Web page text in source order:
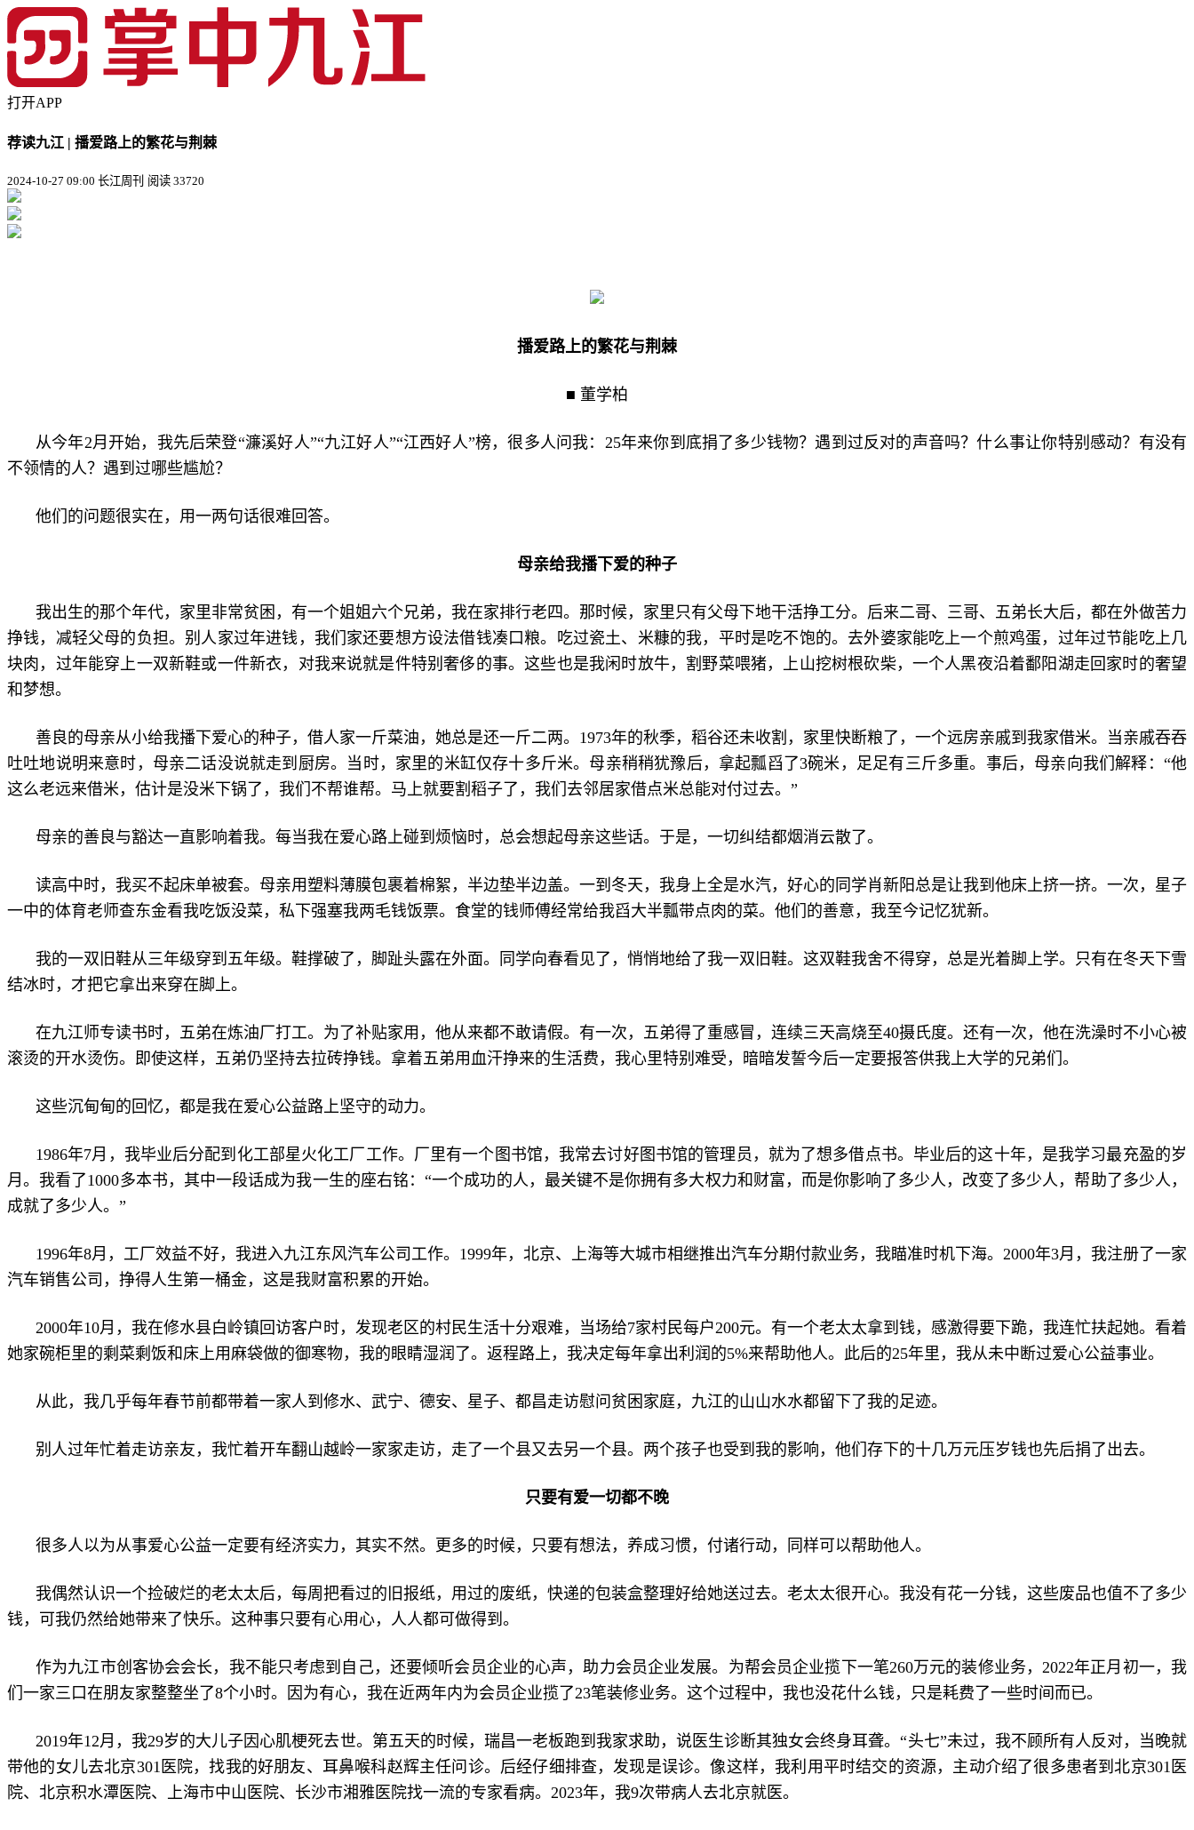
打开APP
荐读九江 | 播爱路上的繁花与荆棘
2024-10-27 09:00 长江周刊 阅读 33720
播爱路上的繁花与荆棘
■ 董学柏
从今年2月开始，我先后荣登“濂溪好人”“九江好人”“江西好人”榜，很多人问我：25年来你到底捐了多少钱物？遇到过反对的声音吗？什么事让你特别感动？有没有
不领情的人？遇到过哪些尴尬？
他们的问题很实在，用一两句话很难回答。
母亲给我播下爱的种子
我出生的那个年代，家里非常贫困，有一个姐姐六个兄弟，我在家排行老四。那时候，家里只有父母下地干活挣工分。后来二哥、三哥、五弟长大后，都在外做苦力
挣钱，减轻父母的负担。别人家过年进钱，我们家还要想方设法借钱凑口粮。吃过瓷土、米糠的我，平时是吃不饱的。去外婆家能吃上一个煎鸡蛋，过年过节能吃上几
块肉，过年能穿上一双新鞋或一件新衣，对我来说就是件特别奢侈的事。这些也是我闲时放牛，割野菜喂猪，上山挖树根砍柴，一个人黑夜沿着鄱阳湖走回家时的奢望
和梦想。
善良的母亲从小给我播下爱心的种子，借人家一斤菜油，她总是还一斤二两。1973年的秋季，稻谷还未收割，家里快断粮了，一个远房亲戚到我家借米。当亲戚吞吞
吐吐地说明来意时，母亲二话没说就走到厨房。当时，家里的米缸仅存十多斤米。母亲稍稍犹豫后，拿起瓢舀了3碗米，足足有三斤多重。事后，母亲向我们解释：“他
这么老远来借米，估计是没米下锅了，我们不帮谁帮。马上就要割稻子了，我们去邻居家借点米总能对付过去。”
母亲的善良与豁达一直影响着我。每当我在爱心路上碰到烦恼时，总会想起母亲这些话。于是，一切纠结都烟消云散了。
读高中时，我买不起床单被套。母亲用塑料薄膜包裹着棉絮，半边垫半边盖。一到冬天，我身上全是水汽，好心的同学肖新阳总是让我到他床上挤一挤。一次，星子
一中的体育老师查东金看我吃饭没菜，私下强塞我两毛钱饭票。食堂的钱师傅经常给我舀大半瓢带点肉的菜。他们的善意，我至今记忆犹新。
我的一双旧鞋从三年级穿到五年级。鞋撑破了，脚趾头露在外面。同学向春看见了，悄悄地给了我一双旧鞋。这双鞋我舍不得穿，总是光着脚上学。只有在冬天下雪
结冰时，才把它拿出来穿在脚上。
在九江师专读书时，五弟在炼油厂打工。为了补贴家用，他从来都不敢请假。有一次，五弟得了重感冒，连续三天高烧至40摄氏度。还有一次，他在洗澡时不小心被
滚烫的开水烫伤。即使这样，五弟仍坚持去拉砖挣钱。拿着五弟用血汗挣来的生活费，我心里特别难受，暗暗发誓今后一定要报答供我上大学的兄弟们。
这些沉甸甸的回忆，都是我在爱心公益路上坚守的动力。
1986年7月，我毕业后分配到化工部星火化工厂工作。厂里有一个图书馆，我常去讨好图书馆的管理员，就为了想多借点书。毕业后的这十年，是我学习最充盈的岁
月。我看了1000多本书，其中一段话成为我一生的座右铭：“一个成功的人，最关键不是你拥有多大权力和财富，而是你影响了多少人，改变了多少人，帮助了多少人，
成就了多少人。”
1996年8月，工厂效益不好，我进入九江东风汽车公司工作。1999年，北京、上海等大城市相继推出汽车分期付款业务，我瞄准时机下海。2000年3月，我注册了一家
汽车销售公司，挣得人生第一桶金，这是我财富积累的开始。
2000年10月，我在修水县白岭镇回访客户时，发现老区的村民生活十分艰难，当场给7家村民每户200元。有一个老太太拿到钱，感激得要下跪，我连忙扶起她。看着
她家碗柜里的剩菜剩饭和床上用麻袋做的御寒物，我的眼睛湿润了。返程路上，我决定每年拿出利润的5%来帮助他人。此后的25年里，我从未中断过爱心公益事业。
从此，我几乎每年春节前都带着一家人到修水、武宁、德安、星子、都昌走访慰问贫困家庭，九江的山山水水都留下了我的足迹。
别人过年忙着走访亲友，我忙着开车翻山越岭一家家走访，走了一个县又去另一个县。两个孩子也受到我的影响，他们存下的十几万元压岁钱也先后捐了出去。
只要有爱一切都不晚
很多人以为从事爱心公益一定要有经济实力，其实不然。更多的时候，只要有想法，养成习惯，付诸行动，同样可以帮助他人。
我偶然认识一个捡破烂的老太太后，每周把看过的旧报纸，用过的废纸，快递的包装盒整理好给她送过去。老太太很开心。我没有花一分钱，这些废品也值不了多少
钱，可我仍然给她带来了快乐。这种事只要有心用心，人人都可做得到。
作为九江市创客协会会长，我不能只考虑到自己，还要倾听会员企业的心声，助力会员企业发展。为帮会员企业揽下一笔260万元的装修业务，2022年正月初一，我
们一家三口在朋友家整整坐了8个小时。因为有心，我在近两年内为会员企业揽了23笔装修业务。这个过程中，我也没花什么钱，只是耗费了一些时间而已。
2019年12月，我29岁的大儿子因心肌梗死去世。第五天的时候，瑞昌一老板跑到我家求助，说医生诊断其独女会终身耳聋。“头七”未过，我不顾所有人反对，当晚就
带他的女儿去北京301医院，找我的好朋友、耳鼻喉科赵辉主任问诊。后经仔细排查，发现是误诊。像这样，我利用平时结交的资源，主动介绍了很多患者到北京301医
院、北京积水潭医院、上海市中山医院、长沙市湘雅医院找一流的专家看病。2023年，我9次带病人去北京就医。